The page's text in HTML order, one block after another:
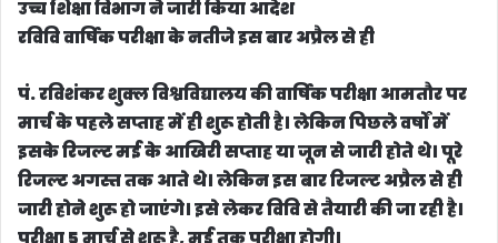
उच्च शिक्षा विभाग ने जारी किया आदेश
पं. रविशंकर शुक्ल विश्वविद्यालय की वार्षिक परीक्षा आमतौर पर
मार्च के पहले सप्ताह में ही शुरू होती है। लेकिन पिछले वर्षों में
इसके रिजल्ट मई के आखिरी सप्ताह या जून से जारी होते थे। पूरे
रिजल्ट अगस्त तक आते थे। लेकिन इस बार रिजल्ट अप्रैल से ही
जारी होने शुरू हो जाएंगे। इसे लेकर विवि से तैयारी की जा रही है।